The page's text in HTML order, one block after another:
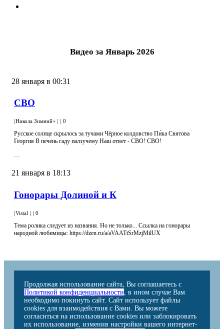
Видео за Январь 2026
28 января в 00:31
СВО
|Никола Зимний+ | | 0
Русское солнце скрылось за тучами Чёрное колдовство Пи́ка Святова
Георгия В печень гаду палзучему Наш ответ - СВО! СВО!
…
21 января в 18:13
Гонорары Долиной и К
|Vistal | | 0
Тема ролика следует из названия. Но не только... Ссылка на гонорары
народной любимицы: https://dzen.ru/a/aVAATtSrMzjMilUX
Продолжая использование сайта, Вы соглашаетесь с
Политикой конфиденциальности , в ином случае Вам
необходимо покинуть сайт. Сайт использует файлы
cookies для взаимодействия с Вами. Вы можете
согласиться на использование cookies или заблокировать
их использование, изменив настройки вашего интернет-